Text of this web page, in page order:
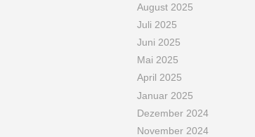
August 2025
Juli 2025
Juni 2025
Mai 2025
April 2025
Januar 2025
Dezember 2024
November 2024